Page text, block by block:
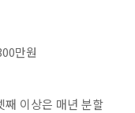
만원
째 이상은 매년 분할